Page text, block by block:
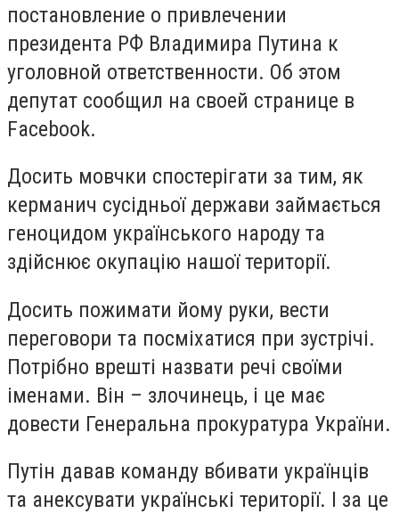
постановление о привлечении
президента РФ Владимира Путина к
уголовной ответственности. Об этом
депутат сообщил на своей странице в
Facebook.
Досить мовчки спостерігати за тим, як
керманич сусідньої держави займається
геноцидом українського народу та
здійснює окупацію нашої території.
Досить пожимати йому руки, вести
переговори та посміхатися при зустрічі.
Потрібно врешті назвати речі своїми
іменами. Він – злочинець, і це має
довести Генеральна прокуратура України.
Путін давав команду вбивати українців
та анексувати українські території. І за це